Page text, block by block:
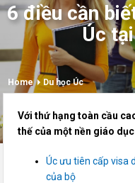
6 điều cần
Úc
Home Du học Úc
Với thứ hạng toàn cầu
thế của một nền giáo
Úc ưu tiên cấp visa
của bộ